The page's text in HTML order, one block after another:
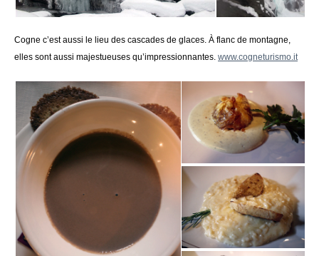
Cogne c’est aussi le lieu des cascades de glaces. À flanc de montagne,
elles sont aussi majestueuses qu’impressionnantes. www.cogneturismo.it